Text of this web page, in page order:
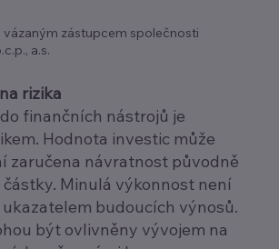
vázaným zástupcem společnosti
a.s.
rizika
finančních nástrojů je
Hodnota investic může
zaručena návratnost původně
Minulá výkonnost není
budoucích výnosů.
být ovlivněny vývojem na